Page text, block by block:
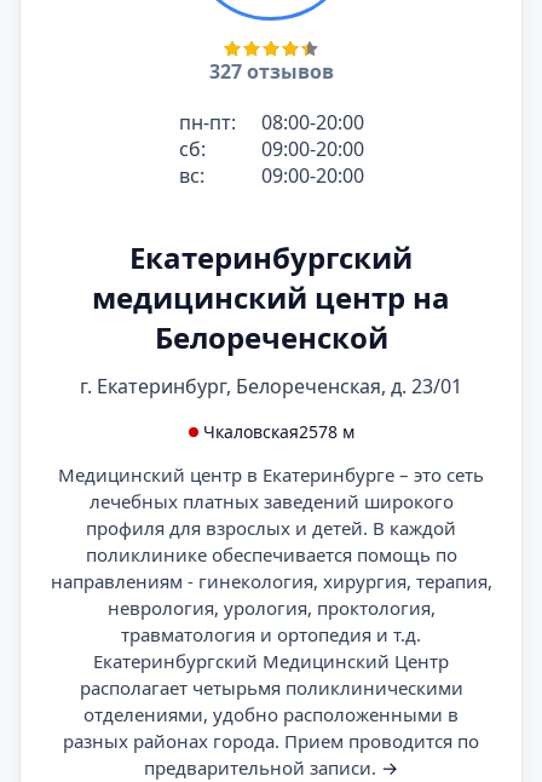
327 отзывов
пн-пт:
08:00-20:00
сб:
09:00-20:00
вс:
09:00-20:00
Екатеринбургский
медицинский центр на
Белореченской
г. Екатеринбург, Белореченская, д. 23/01
Чкаловская2578 м
Медицинский центр в Екатеринбурге – это сеть
лечебных платных заведений широкого
профиля для взрослых и детей. В каждой
поликлинике обеспечивается помощь по
направлениям - гинекология, хирургия, терапия,
неврология, урология, проктология,
травматология и ортопедия и т.д.
Екатеринбургский Медицинский Центр
располагает четырьмя поликлиническими
отделениями, удобно расположенными в
разных районах города. Прием проводится по
предварительной записи. →